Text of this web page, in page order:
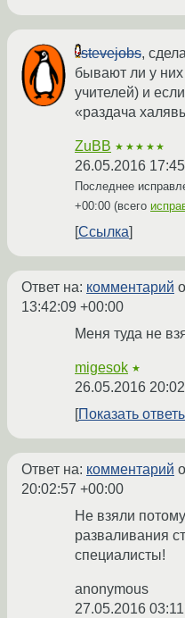
stevejobs,
бывают ли у них
учителей) и
«раздача
ZuBB ★★★★★
26.05.2016
Последнее
+00:00 (всего
Ссылка
Ответ на: комментарий
13:42:09 +00:00
Меня туда не
migesok ★
26.05.2016
Показать
Ответ на: комментарий
20:02:57 +00:00
Не взяли
разваливания
специалисты!
anonymous
27.05.2016